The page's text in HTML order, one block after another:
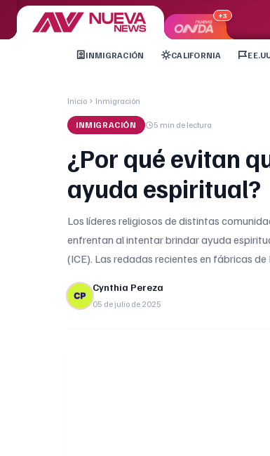
+3
INMIGRACIÓN CALIFORNIA
Inicio Inmigración
INMIGRACIÓN 5 min de lectura
¿Por qué evitan
ayuda espiritual?
Los líderes religiosos de distintas
enfrentan al intentar brindar ayuda
(ICE). Las redadas recientes en fábricas
Cynthia Pereza
05 de julio de 2025